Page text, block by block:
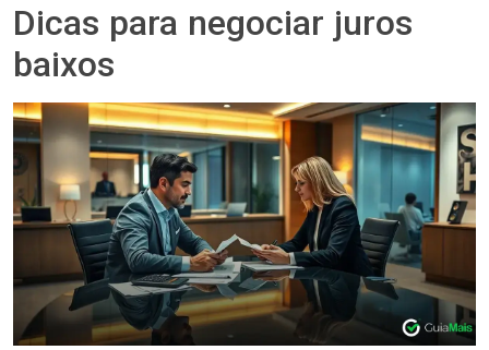
Dicas para negociar juros
baixos